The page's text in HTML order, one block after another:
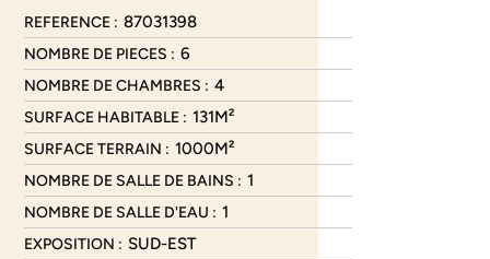
REFERENCE : 87031398
NOMBRE DE PIECES : 6
NOMBRE DE CHAMBRES : 4
SURFACE HABITABLE : 131M²
SURFACE TERRAIN : 1000M²
NOMBRE DE SALLE DE BAINS : 1
NOMBRE DE SALLE D'EAU : 1
EXPOSITION : SUD-EST